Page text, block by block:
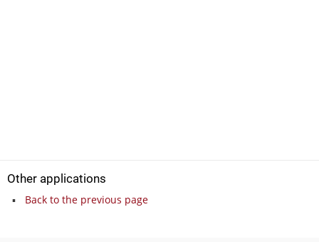
Other applications
Back to the previous page